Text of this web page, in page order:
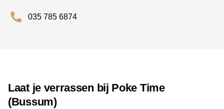
035 785 6874
Laat je verrassen bij Poke Time
(Bussum)